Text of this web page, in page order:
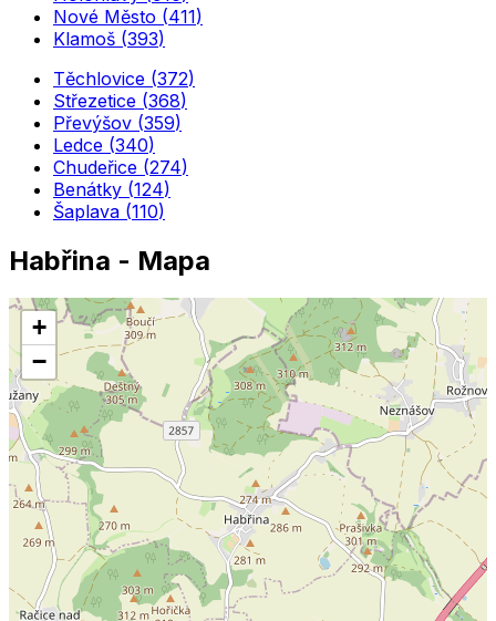
Nové Město (411)
Klamoš (393)
Těchlovice (372)
Střezetice (368)
Převýšov (359)
Ledce (340)
Chudeřice (274)
Benátky (124)
Šaplava (110)
Habřina - Mapa
+
−